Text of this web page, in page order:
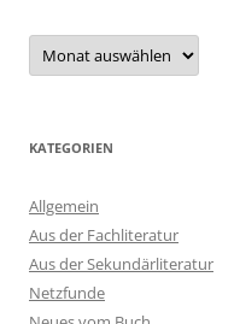
Archiv
KATEGORIEN
Allgemein
Aus der Fachliteratur
Aus der Sekundärliteratur
Netzfunde